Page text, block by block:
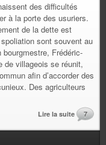
des difficultés
à la porte des usuriers.
de la dette est
sont souvent au
bourgmestre, Frédéric-
de villageois se réunit,
afin d’accorder des
Des agriculteurs
Lire la suite 7